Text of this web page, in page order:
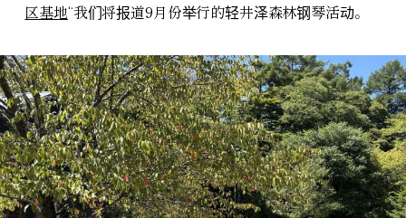
区基地“我们将报道9月份举行的轻井泽森林钢琴活动。